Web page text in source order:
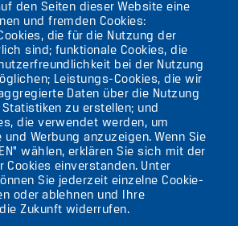
den Seiten dieser Website eine
und fremden Cookies:
die für die Nutzung der
sind; funktionale Cookies, die
bei der Nutzung
Leistungs-Cookies, die wir
Daten über die Nutzung
zu erstellen; und
die verwendet werden, um
Werbung anzuzeigen. Wenn Sie
wählen, erklären Sie sich mit der
Cookies einverstanden. Unter
Sie jederzeit einzelne Cookie-
oder ablehnen und Ihre
Zukunft widerrufen.